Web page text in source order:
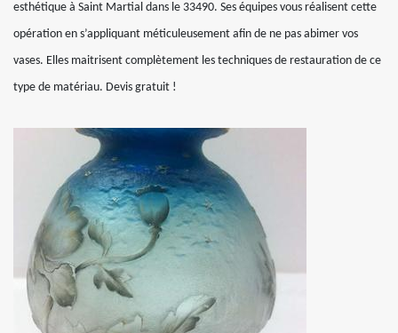
esthétique à Saint Martial dans le 33490. Ses équipes vous réalisent cette
opération en s’appliquant méticuleusement afin de ne pas abimer vos
vases. Elles maitrisent complètement les techniques de restauration de ce
type de matériau. Devis gratuit !